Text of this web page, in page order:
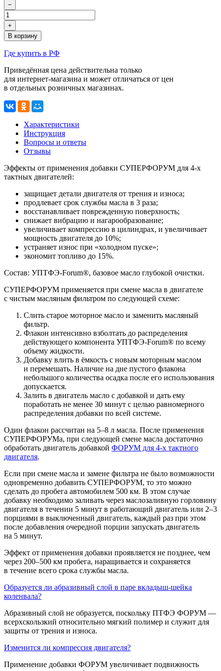
−
+
В корзину
Где купить в РФ
Приведённая цена действительна только
для интернет-магазина и может отличаться от цен
в отдельных розничных магазинах.
Характеристики
Инструкция
Вопросы и ответы
Отзывы
Эффекты от применения добавки СУПЕРФОРУМ для 4-х
тактных двигателей:
защищает детали двигателя от трения и износа;
продлевает срок службы масла в 3 раза;
восстанавливает поврежденную поверхность;
снижает вибрацию и нагарообразование;
увеличивает компрессию в цилиндрах, и увеличивает
мощность двигателя до 10%;
устраняет износ при «холодном пуске»;
экономит топливо до 15%.
Состав: УПТФЭ-Forum®, базовое масло глубокой очистки.
СУПЕРФОРУМ применяется при смене масла в двигателе
с чистым масляным фильтром по следующей схеме:
Слить старое моторное масло и заменить масляный
фильтр.
Флакон интенсивно взболтать до распределения
действующего компонента УПТФЭ-Forum® по всему
объему жидкости.
Добавку влить в ёмкость с новым моторным маслом
и перемешать. Наличие на дне пустого флакона
небольшого количества осадка после его использования
допускается.
Залить в двигатель масло с добавкой и дать ему
поработать не менее 30 минут с целью равномерного
распределения добавки по всей системе.
Один флакон рассчитан на 5–8 л масла. После применения
СУПЕРФОРУМа, при следующей смене масла достаточно
обработать двигатель добавкой ФОРУМ для 4-х тактного
двигателя.
Если при смене масла и замене фильтра не было возможности
одновременно добавить СУПЕРФОРУМ, то это можно
сделать до пробега автомобилем 500 км. В этом случае
добавку необходимо заливать через маслозаливную горловину
двигателя в течении 5 минут в работающий двигатель или 2–3
порциями в выключенный двигатель, каждый раз при этом
после добавления очередной порции запускать двигатель
на 5 минут.
Эффект от применения добавки проявляется не позднее, чем
через 200–500 км пробега, наращивается и сохраняется
в течение всего срока службы масла.
Образуется ли абразивный слой в паре вкладыш-шейка
коленвала?
Абразивный слой не образуется, поскольку ПТФЭ ФОРУМ —
всерхскользкий относительно мягкий полимер и служит для
защиты от трения и износа.
Изменится ли компрессия двигателя?
Применение добавки ФОРУМ увеличивает подвижность